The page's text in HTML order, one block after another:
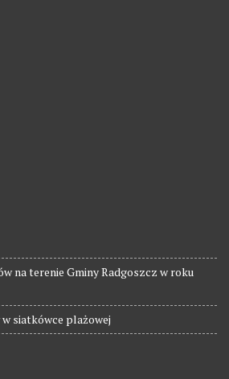
na terenie Gminy Radgoszcz w roku
siatkówce plażowej